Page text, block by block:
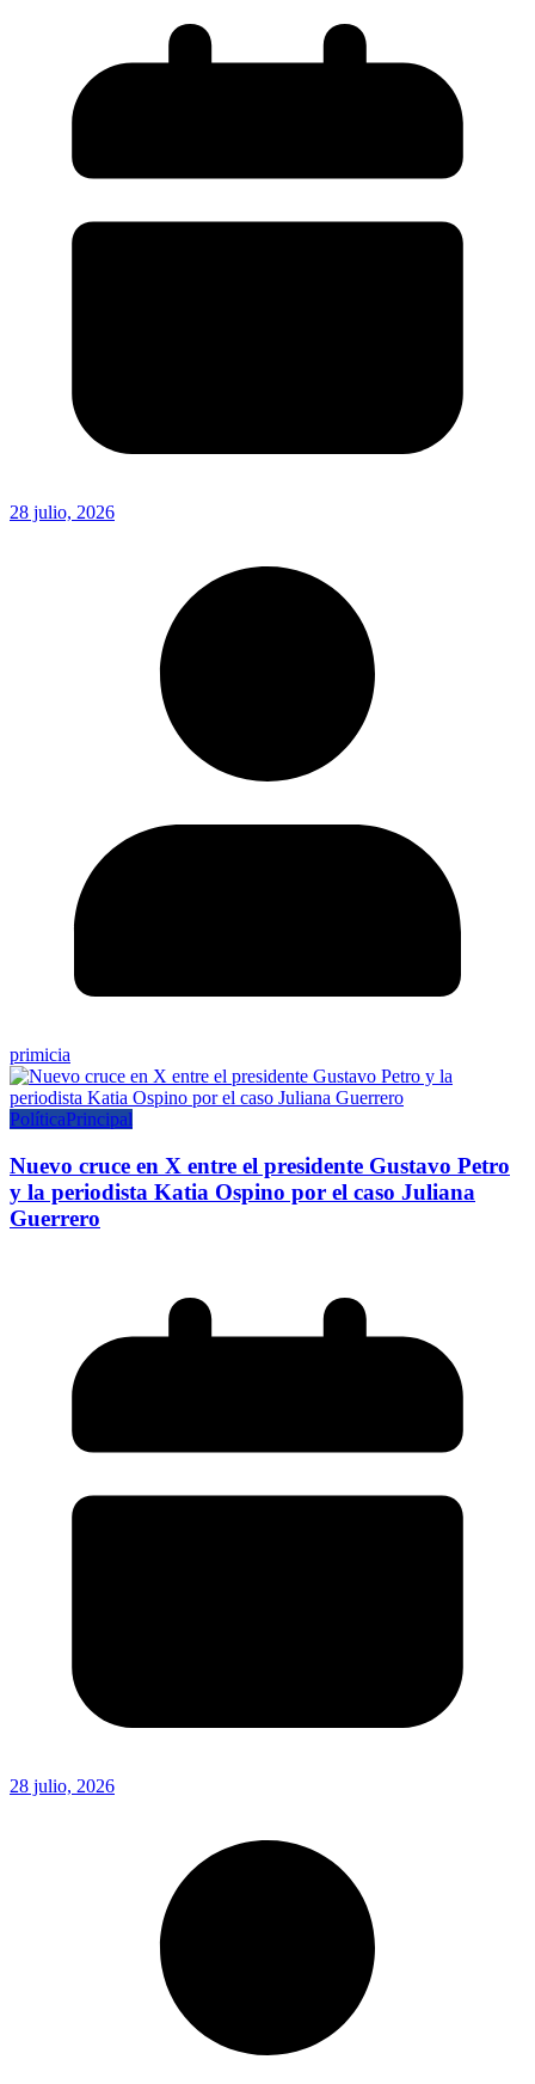
28 julio, 2026
primicia
PolíticaPrincipal
Nuevo cruce en X entre el presidente Gustavo Petro
y la periodista Katia Ospino por el caso Juliana
Guerrero
28 julio, 2026